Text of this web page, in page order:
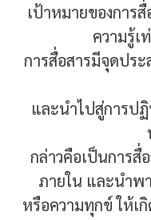
เป้าหมายของการ
ความรู้
การสื่อสารมีจุดประ
และนำไปสู่การป
กล่าวคือเป็นการสื่
ภายใน และนำพ
หรือความทุกข์ ให้เ